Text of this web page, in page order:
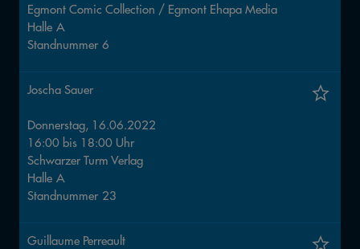
Egmont Comic Collection / Egmont Ehapa Media
Halle A
Standnummer 6
Joscha Sauer
Donnerstag, 16.06.2022
16:00 bis 18:00 Uhr
Schwarzer Turm Verlag
Halle A
Standnummer 23
Guillaume Perreault